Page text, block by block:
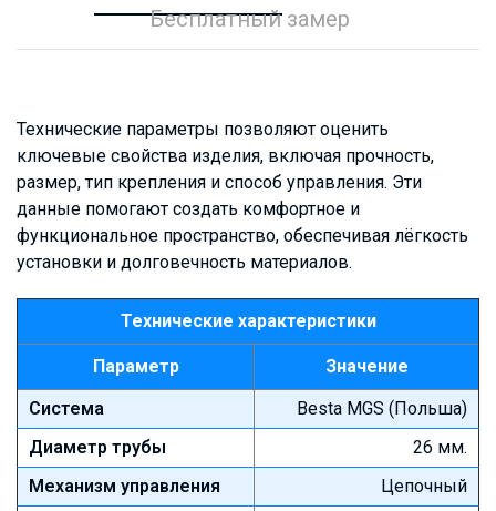
Бесплатный замер
Технические параметры позволяют оценить
ключевые свойства изделия, включая прочность,
размер, тип крепления и способ управления. Эти
данные помогают создать комфортное и
функциональное пространство, обеспечивая лёгкость
установки и долговечность материалов.
Технические характеристики
Параметр
Значение
Система
Besta MGS (Польша)
Диаметр трубы
26 мм.
Механизм управления
Цепочный